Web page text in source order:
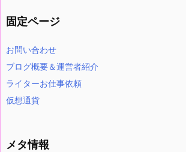
固定ページ
お問い合わせ
ブログ概要＆運営者紹介
ライターお仕事依頼
仮想通貨
メタ情報